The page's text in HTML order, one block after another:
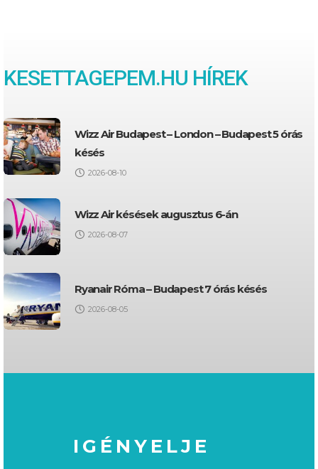
KESETTAGEPEM.HU HÍREK
Wizz Air Budapest – London – Budapest 5 órás
késés
2026-08-10
Wizz Air késések augusztus 6-án
2026-08-07
Ryanair Róma – Budapest 7 órás késés
2026-08-05
IGÉNYELJE